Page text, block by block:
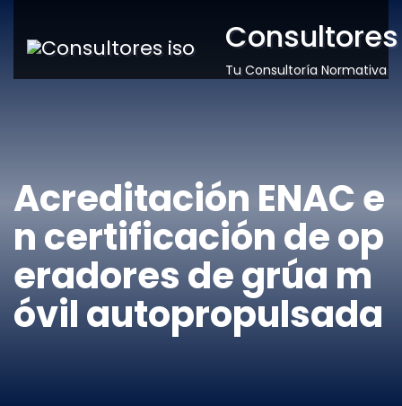
Consultores
Tu Consultoría Normativa
Acreditación ENAC e
n certificación de op
eradores de grúa m
óvil autopropulsada